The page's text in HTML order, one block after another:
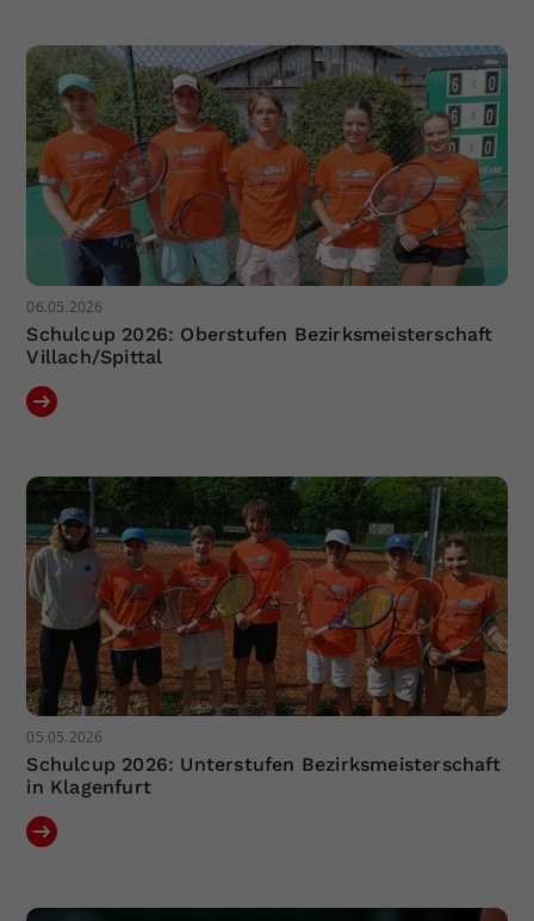
06.05.2026
Schulcup 2026: Oberstufen Bezirksmeisterschaft
Villach/Spittal
05.05.2026
Schulcup 2026: Unterstufen Bezirksmeisterschaft
in Klagenfurt
Zweck
Einstellungen. Unter anderem eine
zufällig generierte ID, für die
historische Speicherung Ihrer
vorgenommen Einstellungen, falls der
Webseiten-Betreiber dies eingestellt